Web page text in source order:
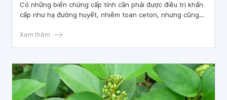
Có những biến chứng cấp tính cần phải được điều trị khẩn
cấp như hạ đường huyết, nhiễm toan ceton, nhưng cũng
tim, da, thần kinh và tổn thương gân.
Xem thêm